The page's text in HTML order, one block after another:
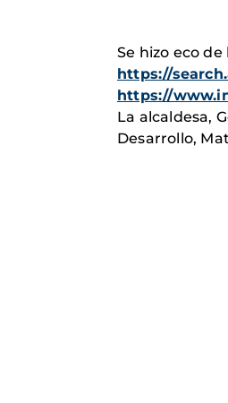
Se hizo eco
https://
https://
La alcaldesa,
Desarrollo,